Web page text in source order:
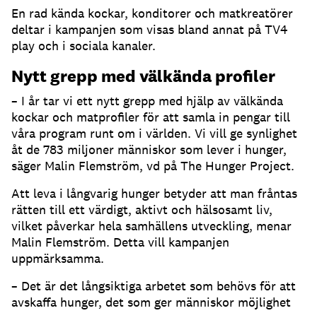
En rad kända kockar, konditorer och matkreatörer
deltar i kampanjen som visas bland annat på TV4
play och i sociala kanaler.
Nytt grepp med välkända profiler
– I år tar vi ett nytt grepp med hjälp av välkända
kockar och matprofiler för att samla in pengar till
våra program runt om i världen. Vi vill ge synlighet
åt de 783 miljoner människor som lever i hunger,
säger Malin Flemström, vd på The Hunger Project.
Att leva i långvarig hunger betyder att man fråntas
rätten till ett värdigt, aktivt och hälsosamt liv,
vilket påverkar hela samhällens utveckling, menar
Malin Flemström. Detta vill kampanjen
uppmärksamma.
– Det är det långsiktiga arbetet som behövs för att
avskaffa hunger, det som ger människor möjlighet